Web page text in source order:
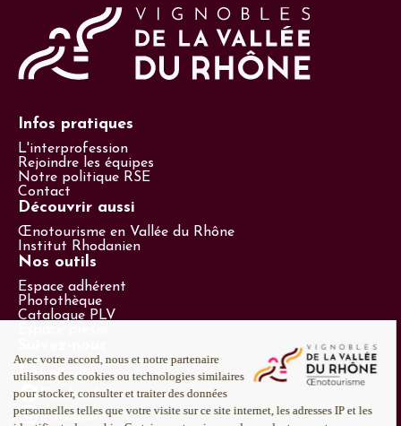
Infos pratiques
L'interprofession
Rejoindre les équipes
Notre politique RSE
Contact
Découvrir aussi
Œnotourisme en Vallée du Rhône
Institut Rhodanien
Nos outils
Espace adhérent
Photothèque
Catalogue PLV
LinkedIn
Facebook
Instagram